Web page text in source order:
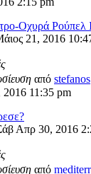
Οχυρά Ρούπελ
21, 2016
από stefanos
11:35 pm
Απρ 30, 2016
από